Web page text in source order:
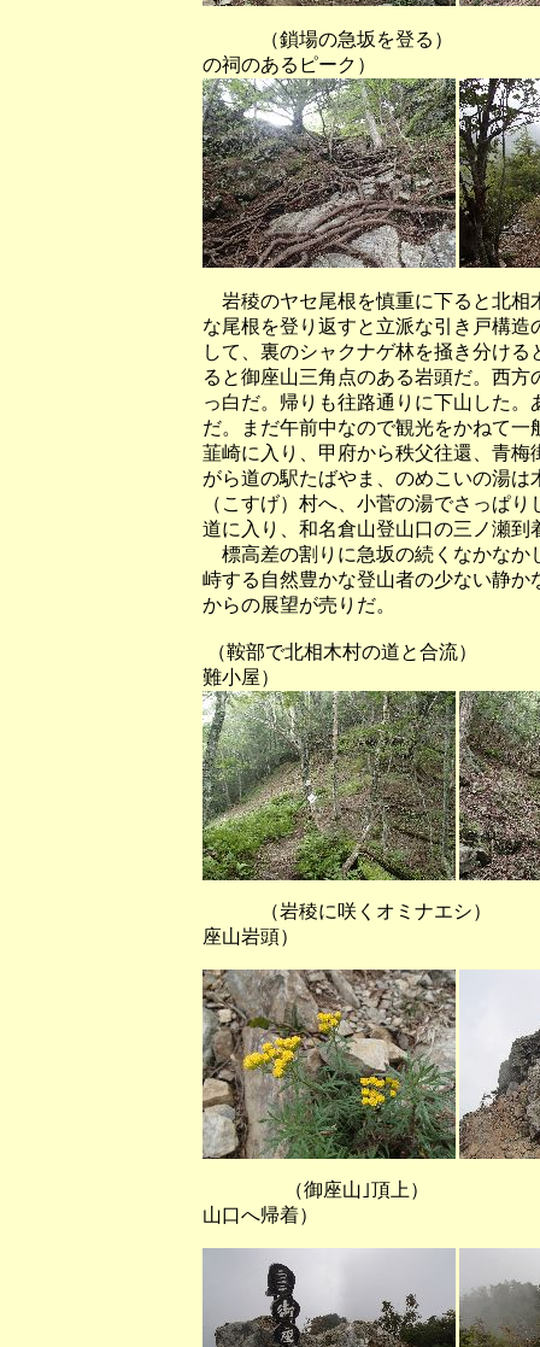
（鎖場の急坂を登る
の祠のあるピーク）
岩稜のヤセ尾根を慎重に下ると北相
な尾根を登り返すと立派な引き戸構
して、裏のシャクナゲ林を掻き分け
ると御座山三角点のある岩頭だ。西
っ白だ。帰りも往路通りに下山した
だ。まだ午前中なので観光をかねて
韮崎に入り、甲府から秩父往還、青
がら道の駅たばやま、のめこいの湯
（こすげ）村へ、小菅の湯でさっぱ
道に入り、和名倉山登山口の三ノ瀬
標高差の割りに急坂の続くなかなか
峙する自然豊かな登山者の少ない静
からの展望が売りだ。
（鞍部で北相木村の道と合流）
難小屋）
（岩稜に咲くオミナ
座山岩頭）
（御座山｣頂上）
山口へ帰着）